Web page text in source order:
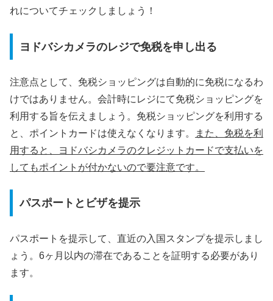
れについてチェックしましょう！
ヨドバシカメラのレジで免税を申し出る
注意点として、免税ショッピングは自動的に免税になるわ
けではありません。会計時にレジにて免税ショッピングを
利用する旨を伝えましょう。免税ショッピングを利用する
と、ポイントカードは使えなくなります。
また、免税を利
用すると、ヨドバシカメラのクレジットカードで支払いを
してもポイントが付かないので要注意です。
パスポートとビザを提示
パスポートを提示して、直近の入国スタンプを提示しまし
ょう。6ヶ月以内の滞在であることを証明する必要があり
ます。